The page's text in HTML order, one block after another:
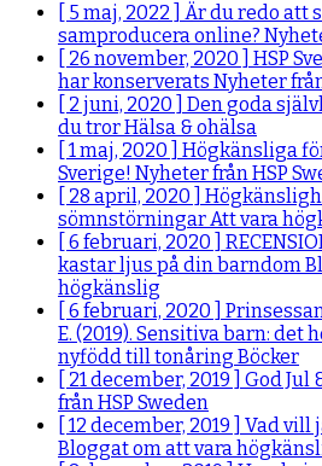
[ 5 maj, 2022 ] Är du redo att
samproducera online?
[ 26 november, 2020 ] HSP
har konserverats Nyheter
[ 2 juni, 2020 ] Den goda
du trorHälsa & ohälsa
[ 1 maj, 2020 ] Högkänsliga
Sverige! Nyheter från HSP
[ 28 april, 2020 ]
sömnstörningarAtt vara
[ 6 februari, 2020 ]
kastar ljus på din barndom
högkänslig
[ 6 februari, 2020 ]
E. (2019). Sensitiva barn:
nyfödd till tonåring Böcker
[ 21 december, 2019 ] God Jul
från HSP Sweden
[ 12 december, 2019 ] Vad vill
Bloggat om att vara